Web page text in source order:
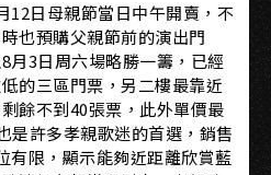
12日母親節當日中午開賣，不
也預購父親節前的演出門
月3日周六場略勝一籌，已經
的三區門票，另二樓最靠近
餘不到40張票，此外單價最
是許多孝親歌迷的首選，銷售
有限，顯示能夠近距離欣賞藍